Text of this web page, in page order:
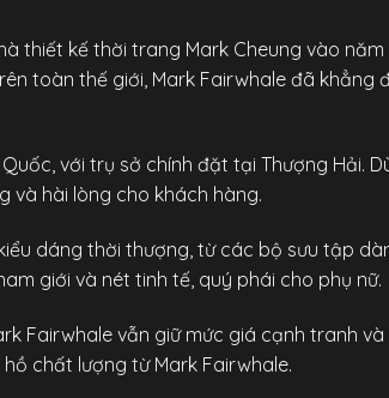
thiết kế thời trang Mark Cheung vào năm
toàn thế giới, Mark Fairwhale đã khẳng
với trụ sở chính đặt tại Thượng Hải.
và hài lòng cho khách hàng.
dáng thời thượng, từ các bộ sưu tập
giới và nét tinh tế, quý phái cho phụ nữ.
Fairwhale vẫn giữ mức giá cạnh tranh và
chất lượng từ Mark Fairwhale.